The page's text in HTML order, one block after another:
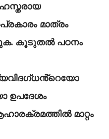
മാത്രം
കൂടുതൽ പഠനം
ഉപദേശം
മാറ്റം